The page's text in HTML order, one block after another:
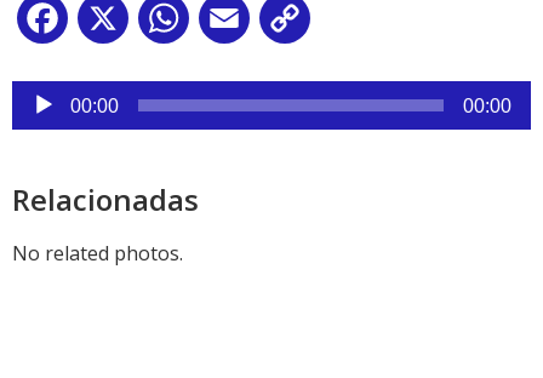
Facebook
X WhatsApp
Email
Reproductor
audio
00:00 00:00
Relacionadas
No related photos.